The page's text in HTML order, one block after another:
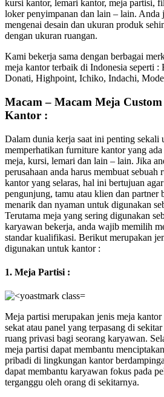
kursi kantor, lemari kantor, meja partisi,
loker penyimpanan dan lain – lain. Anda
mengenai desain dan ukuran produk
dengan ukuran ruangan.
Kami bekerja sama dengan berbagai
meja kantor terbaik di Indonesia seperti
Donati, Highpoint, Ichiko, Indachi,
Macam – Macam Meja
Kantor :
Dalam dunia kerja saat ini penting sekali
memperhatikan furniture kantor yang
meja, kursi, lemari dan lain – lain. Jika
perusahaan anda harus membuat
kantor yang selaras, hal ini bertujuan
pengunjung, tamu atau klien dan partner
menarik dan nyaman untuk digunakan
Terutama meja yang sering digunakan
karyawan bekerja, anda wajib memilih
standar kualifikasi. Berikut merupakan
digunakan untuk kantor :
1. Meja Partisi :
Meja partisi merupakan jenis meja
sekat atau panel yang terpasang di
ruang privasi bagi seorang karyawan.
meja partisi dapat membantu
pribadi di lingkungan kantor
dapat membantu karyawan fokus pada
terganggu oleh orang di sekitarnya.